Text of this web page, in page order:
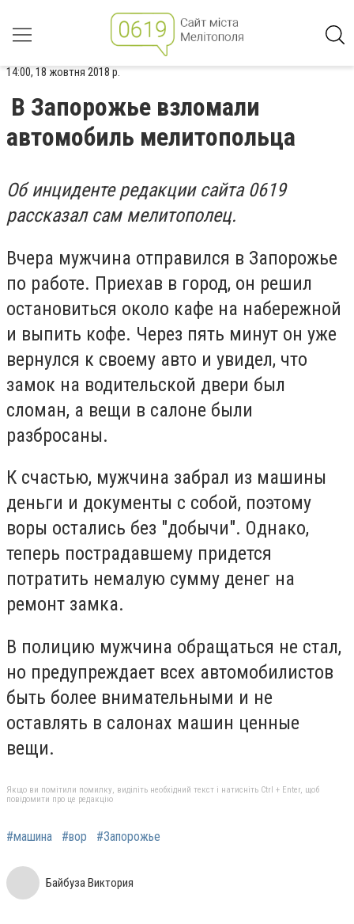
14:00, 18 жовтня 2018 р.
В Запорожье взломали
автомобиль мелитопольца
Об инциденте редакции сайта 0619
рассказал сам мелитополец.
Вчера мужчина отправился в Запорожье
по работе. Приехав в город, он решил
остановиться около кафе на набережной
и выпить кофе. Через пять минут он уже
вернулся к своему авто и увидел, что
замок на водительской двери был
сломан, а вещи в салоне были
разбросаны.
К счастью, мужчина забрал из машины
деньги и документы с собой, поэтому
воры остались без "добычи". Однако,
теперь пострадавшему придется
потратить немалую сумму денег на
ремонт замка.
В полицию мужчина обращаться не стал,
но предупреждает всех автомобилистов
быть более внимательными и не
оставлять в салонах машин ценные
вещи.
Якщо ви помітили помилку, виділіть необхідний текст і натисніть Ctrl + Enter, щоб
повідомити про це редакцію
#машина #вор #Запорожье
Байбуза Виктория